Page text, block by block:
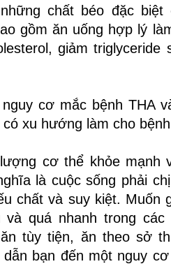
chất béo đặc
gồm ăn uống hợp lý
giảm
cơ mắc bệnh THA
xu hướng làm cho
cơ thể khỏe mạnh
là cuộc sống phải
chất và suy kiệt. Muốn
và quá nhanh trong
tùy tiện, ăn theo sở
bạn đến một nguy